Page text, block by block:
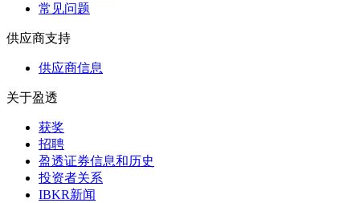
常见问题
供应商支持
供应商信息
关于盈透
获奖
招聘
盈透证券信息和历史
投资者关系
IBKR新闻